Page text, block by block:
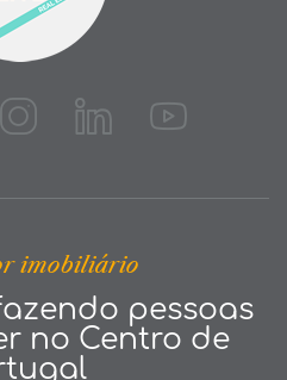
imobiliário
pessoas
no Centro de